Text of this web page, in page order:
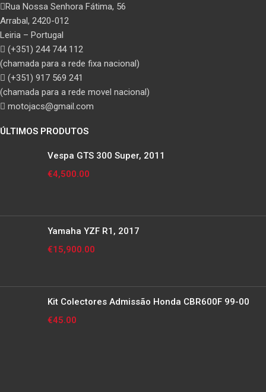
Rua Nossa Senhora Fátima, 56
Arrabal, 2420-012
Leiria – Portugal
(+351) 244 744 112
(chamada para a rede fixa nacional)
(+351) 917 569 241
(chamada para a rede movel nacional)
motojacs@gmail.com
ÚLTIMOS PRODUTOS
Vespa GTS 300 Super, 2011
€4,500.00
Yamaha YZF R1, 2017
€15,900.00
Kit Colectores Admissão Honda CBR600F 99-00
€45.00